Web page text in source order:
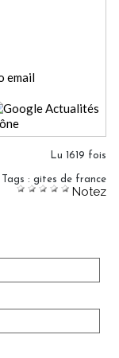
Lu 1619 fois
Tags : gites de france
Notez